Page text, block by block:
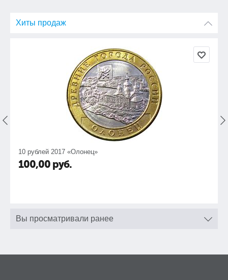
Хиты продаж
10 рублей 2017 «Олонец»
100,00 руб.
Вы просматривали ранее